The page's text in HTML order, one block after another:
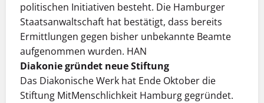
politischen Initiativen besteht. Die Hamburger
Staatsanwaltschaft hat bestätigt, dass bereits
Ermittlungen gegen bisher unbekannte Beamte
aufgenommen wurden. HAN
Diakonie gründet neue Stiftung
Das Diakonische Werk hat Ende Oktober die
Stiftung MitMenschlichkeit Hamburg gegründet.